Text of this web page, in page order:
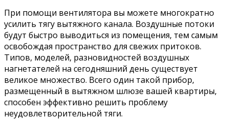
При помощи вентилятора вы можете многократно
усилить тягу вытяжного канала. Воздушные потоки
будут быстро выводиться из помещения, тем самым
освобождая пространство для свежих притоков.
Типов, моделей, разновидностей воздушных
нагнетателей на сегодняшний день существует
великое множество. Всего один такой прибор,
размещенный в вытяжном шлюзе вашей квартиры,
способен эффективно решить проблему
неудовлетворительной тяги.